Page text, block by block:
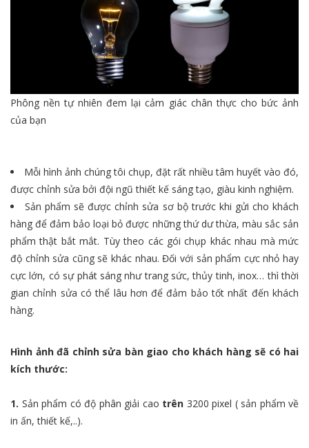
Phông nền tự nhiên đem lại cảm giác chân thực cho bức ảnh
của bạn
Mỗi hình ảnh chúng tôi chụp, đặt rất nhiều tâm huyết vào đó,
được chỉnh sửa bởi đội ngũ thiết kế sáng tạo, giàu kinh nghiệm.
Sản phẩm sẽ được chỉnh sửa sơ bộ trước khi gửi cho khách
hàng để đảm bảo loại bỏ được những thứ dư thừa, màu sắc sản
phẩm thật bắt mắt. Tùy theo các gói chụp khác nhau mà mức
độ chỉnh sửa cũng sẽ khác nhau. Đối với sản phẩm cực nhỏ hay
cực lớn, có sự phát sáng như trang sức, thủy tinh, inox… thì thời
gian chỉnh sửa có thể lâu hơn để đảm bảo tốt nhất đến khách
hàng.
Hình ảnh đã chỉnh sửa bàn giao cho khách hàng sẽ có hai
kích thước:
1. Sản phẩm có độ phân giải cao trên 3200 pixel ( sản phẩm về
in ấn, thiết kế,..).